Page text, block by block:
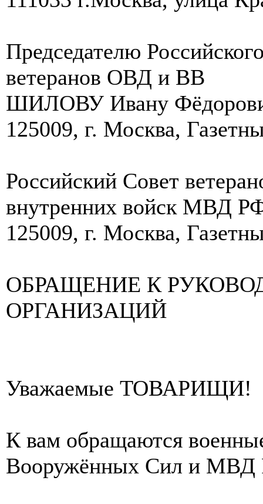
Председателю
ветеранов ОВД и ВВ
ШИЛОВУ Ивану
125009, г. Москва,
Российский Совет
внутренних войск МВД
125009, г. Москва,
ОБРАЩЕНИЕ К
ОРГАНИЗАЦИЙ
Уважаемые ТОВАРИЩИ!
К вам обращаются
Вооружённых Сил и МВД